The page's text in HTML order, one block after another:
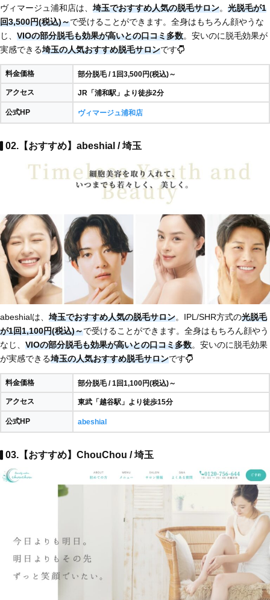
ヴィマージュ浦和店は、 埼玉でおすすめ人気の脱毛サロン。 光脱毛が1
回3,500円(税込)～で受けることができます。全身はもちろん顔やうな
じ、 VIOの部分脱毛も効果が高いとの口コミ多数。安いのに脱毛効果が
実感できる埼玉の人気おすすめ脱毛サロンです
料金価格 部分脱毛 / 1回3,500円(税込)～
アクセス JR「浦和駅」より徒歩2分
公式HP ヴィマージュ浦和店
02.【おすすめ】abeshial / 埼玉
abeshialは、 埼玉でおすすめ人気の脱毛サロン。IPL/SHR方式の光脱毛
が1回1,100円(税込)～で受けることができます。全身はもちろん顔やう
なじ、 VIOの部分脱毛も効果が高いとの口コミ多数。安いのに脱毛効果
が実感できる埼玉の人気おすすめ脱毛サロンです
料金価格 部分脱毛 / 1回1,100円(税込)～
アクセス 東武「越谷駅」より徒歩15分
公式HP abeshial
03.【おすすめ】ChouChou / 埼玉